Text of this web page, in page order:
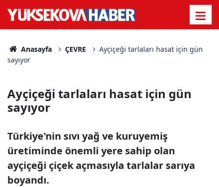
Anasayfa ÇEVRE
Ayçiçeği tarlaları hasat için gün
sayıyor
Ayçiçeği tarlaları hasat için gün
sayıyor
Türkiye'nin sıvı yağ ve kuruyemiş
üretiminde önemli yere sahip olan
ayçiçeği çiçek açmasıyla tarlalar sarıya
boyandı.